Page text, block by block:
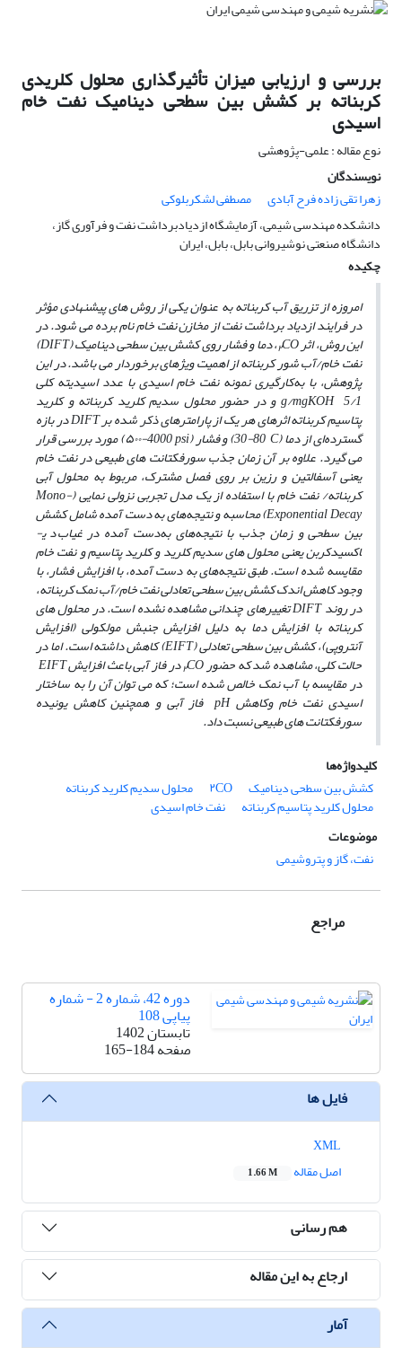
بررسی و ارزیابی میزان تأثیرگذاری محلول کلریدی
کربناته بر کشش بین سطحی دینامیک نفت خام
اسیدی
نوع مقاله : علمی-پژوهشی
نویسندگان
زهرا تقی زاده فرح آبادی
مصطفی لشکربلوکی
دانشکده مهندسی شیمی، آزمایشگاه ازدیادبرداشت نفت و فرآوری گاز،
دانشگاه صنعتی نوشیروانی بابل، بابل، ایران
چکیده
امروزه از تزریق آب کربناته به عنوان یکی از روش ‏های پیشنهادی مؤثر
در فرایند ازدیاد برداشت نفت از مخازن نفت خام نام برده میشود. در
این روش، اثر ۲CO ، دما و فشار روی کشش بین سطحی دینامیک (DIFT
)
نفت خام/آب شور کربناته از اهمیت ویژه‏ای برخوردار میباشد. در این
پژوهش‌، با به‌کارگیری نمونه نفت خام اسیدیبا عدد اسیدیته کلی
g/mgKOH 5/1 و در حضور محلول سدیم کلرید کربناته و کلرید
پتاسیم کربناته اثرهای هر یک ازپارامترهای ذکر شده برDIFTدر بازه
گسترده‌ای از دما (C
°‏
psi ‏ ۵۰۰-4000) مورد بررسی قرار
می‏ گیرد. علاوه بر آن زمان جذب سورفکتانت‏ های طبیعی در نفت خام
یعنی آسفالتین و رزین بر روی فصل مشترک، مربوط به محلول آبی
کربناته/ نفت خام با استفاده از یک مدل تجربی نزولی نمایی (Mono-
Exponential Decay) محاسبه و نتیجه‌های به دست آمده شامل کشش
بین سطحی و زمان جذب با نتیجه‌های به‌دست آمده در غیابدی­
اکسید‏کربن یعنی محلول‏ های سدیم کلرید و کلرید پتاسیم و نفت خام
مقایسه شده است. طبق نتیجه‌های به دست آمده،با افزایش فشار، با
وجود کاهش اندک کشش بین سطحی تعادلی نفت خام/آب نمک کربناته،
در روندDIFTتغییرهای چندانی مشاهده نشده است. در محلول‏ های
کربناته با افزایش دما به دلیل افزایش جنبش مولکولی (افزایش
آنتروپی)،کشش بین سطحی تعادلی (EIFT) کاهش داشته است. اما در
حالت کلی، مشاهده شد که حضور ۲CO در فاز آبی باعث افزایشEIFT
در مقایسه با آب نمک خالص شده است؛ که می‏ توان آن را به ساختار
اسیدی نفت خام وکاهشpHفاز آبی و همچنین کاهش یونیده
سورفکتانت­ های طبیعی نسبت داد.
کلیدواژه‌ها
کشش بین سطحی دینامیک
۲CO محلول سدیم کلرید کربناته
محلول کلرید پتاسیم کربناته
نفت خام اسیدی
موضوعات
نفت، گاز و پتروشیمی
مراجع
دوره 42، شماره 2 - شماره
پیاپی 108
تابستان 1402
صفحه165-184
فایل ها
اصل مقاله
1.66 M
هم رسانی
ارجاع به این مقاله
آمار